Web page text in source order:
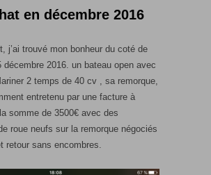
en décembre 2016
j’ai trouvé mon bonheur du coté de
décembre 2016. un bateau open avec
2 temps de 40 cv , sa remorque,
entretenu par une facture à
la somme de 3500€ avec des
roue neufs sur la remorque négociés
retour sans encombres.